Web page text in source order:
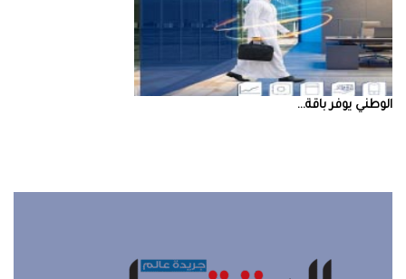
‮‬الوطني‮‬‭ ‬يوفر‭ ‬باقة‭ ...